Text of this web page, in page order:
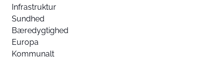
Infrastruktur
Sundhed
Bæredygtighed
Europa
Kommunalt